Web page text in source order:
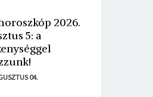
2026.
5: a
04.